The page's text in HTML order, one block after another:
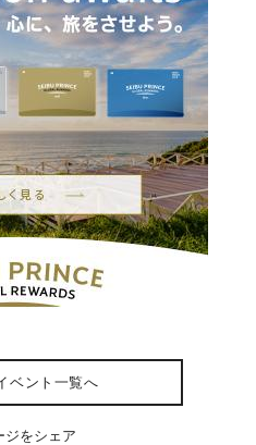
ベント一覧へ
ジをシェア